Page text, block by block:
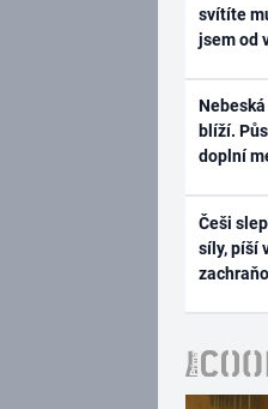
svítíte
jsem od
blíží.
doplní
Češi
síly, píší